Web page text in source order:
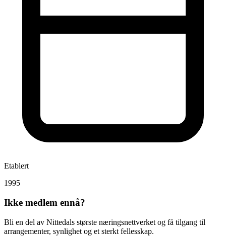
Etablert
1995
Ikke medlem ennå?
Bli en del av Nittedals største næringsnettverket og få tilgang til
arrangementer, synlighet og et sterkt fellesskap.